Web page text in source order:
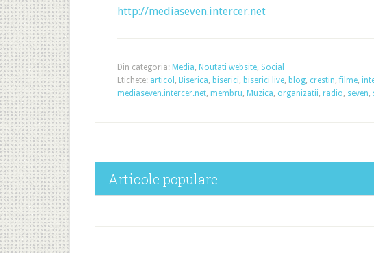
http://mediaseven.intercer.net
Din categoria: Media, Noutati website, Social
Etichete: articol , Biserica, biserici, biserici live, blog, crestin,filme,
mediaseven.intercer.net, membru, Muzica, organizatii, radio, seven,
Articole populare